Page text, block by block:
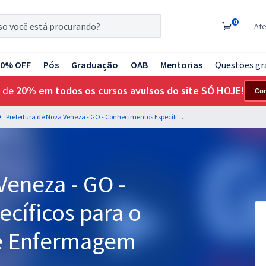
0
OFF Pós Graduação OAB Mentorias Questões
de 20% em todos os cursos avulsos do site SÓ HOJE!
Prefeitura de Nova Veneza - GO - Conhecimentos Específicos para o Cargo de Técnico de Enfermagem
- GO -
para o
Enfermagem